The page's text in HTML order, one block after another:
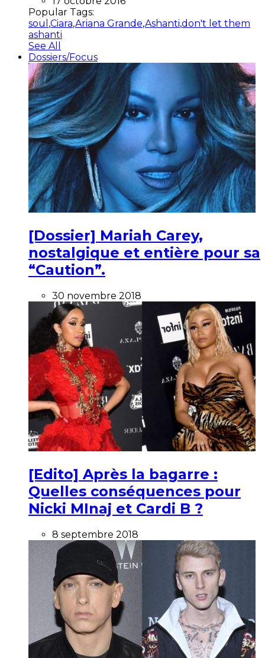
Popular Tags:
soul ,Ciara,Ariana Grande,Ashanti,don't let them
ashanti
See All
Dossiers/Focus
[Dossier] Mariah Carey,
nostalgique et entière pour sa
“Caution”.
30 novembre 2018
[Edito] Après la bagarre :
Quelles conséquences pour
Nicki MInaj et Cardi B ?
8 septembre 2018